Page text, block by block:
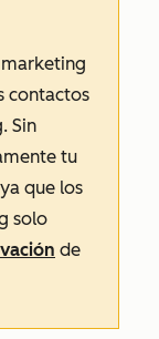
contactos
Sin
tu
que los
solo
de